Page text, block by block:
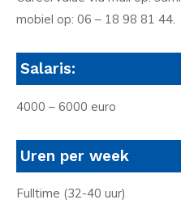
mobiel op: 06 – 18 98 81 44.
Salaris:
4000 – 6000 euro
Uren per week
Fulltime (32-40 uur)